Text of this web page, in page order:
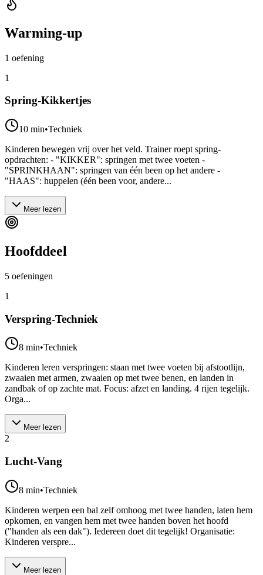
Warming-up
1 oefening
1
Spring-Kikkertjes
10 min•Techniek
Kinderen bewegen vrij over het veld. Trainer roept spring-
opdrachten: - "KIKKER": springen met twee voeten -
"SPRINKHAAN": springen van één been op het andere -
"HAAS": huppelen (één been voor, andere...
Meer lezen
Hoofddeel
5 oefeningen
1
Verspring-Techniek
8 min•Techniek
Kinderen leren verspringen: staan met twee voeten bij afstootlijn,
zwaaien met armen, zwaaien op met twee benen, en landen in
zandbak of op zachte mat. Focus: afzet en landing. 4 rijen tegelijk.
Orga...
Meer lezen
2
Lucht-Vang
8 min•Techniek
Kinderen werpen een bal zelf omhoog met twee handen, laten hem
opkomen, en vangen hem met twee handen boven het hoofd
("handen als een dak"). Iedereen doet dit tegelijk! Organisatie:
Kinderen verspre...
Meer lezen